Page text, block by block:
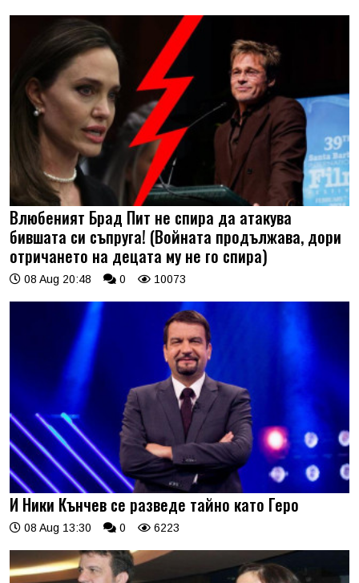
Влюбеният Брад Пит не спира да атакува
бившата си съпруга! (Войната продължава, дори
отричането на децата му не го спира)
08 Aug 20:48 0 10073
И Ники Кънчев се разведе тайно като Геро
08 Aug 13:30 0 6223